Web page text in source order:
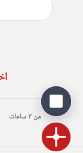
من ٣ ساعات